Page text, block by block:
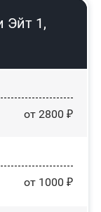
Эйт 1,
от 2800 ₽
от 1000 ₽